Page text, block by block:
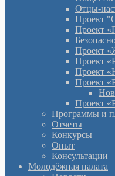
Отцы-
Проект
Проект
Проект
Проект
Проект
Проект
Проект
Программы и
Отчеты
Конкурсы
Опыт
Консультации
Молодёжная палата